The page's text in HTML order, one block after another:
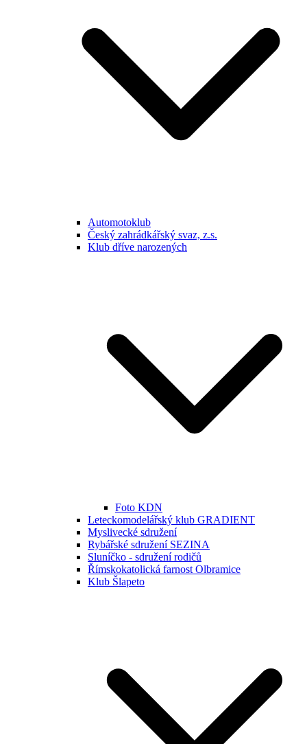
Automotoklub
Český zahrádkářský svaz, z.s.
Klub dříve narozených
Foto KDN
Leteckomodelářský klub GRADIENT
Myslivecké sdružení
Rybářské sdružení SEZINA
Sluníčko - sdružení rodičů
Římskokatolická farnost Olbramice
Klub Šlapeto